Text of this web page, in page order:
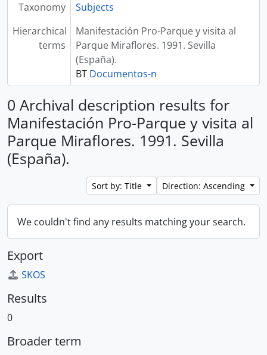
Taxonomy
Subjects
Hierarchical
terms
Manifestación Pro-Parque y visita al
Parque Miraflores. 1991. Sevilla
(España).
BT Documentos-n
0 Archival description results for
Manifestación Pro-Parque y visita al
Parque Miraflores. 1991. Sevilla
(España).
Sort by: Title Direction: Ascending
We couldn't find any results matching your search.
Export
SKOS
Results
0
Broader term